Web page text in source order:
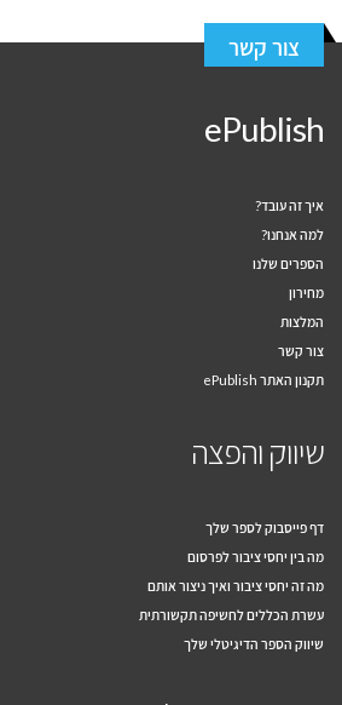
צור קשר
ePublish
איך זה עובד?
למה אנחנו?
הספרים שלנו
מחירון
המלצות
צור קשר
תקנון האתר ePublish
שיווק והפצה
דף פייסבוק לספר שלך
מה בין יחסי ציבור לפרסום
מה זה יחסי ציבור ואיך ניצור אותם
עשרת הכללים לחשיפה תקשורתית
שיווק הספר הדיגיטלי שלך